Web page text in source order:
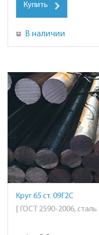
Купить
В наличии
Круг 65 ст. 09Г2С
[ ГОСТ 2590-2006, сталь